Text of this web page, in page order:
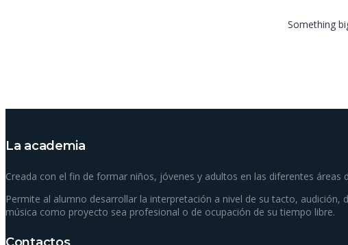
Something
La academia
Creada con el fin de formar niños, jóvenes y adultos en las diferentes
Permite al alumno desarrollar la interpretación a nivel de su tacto,
música como proyecto sea profesional o de ocupación de su tiempo libre.